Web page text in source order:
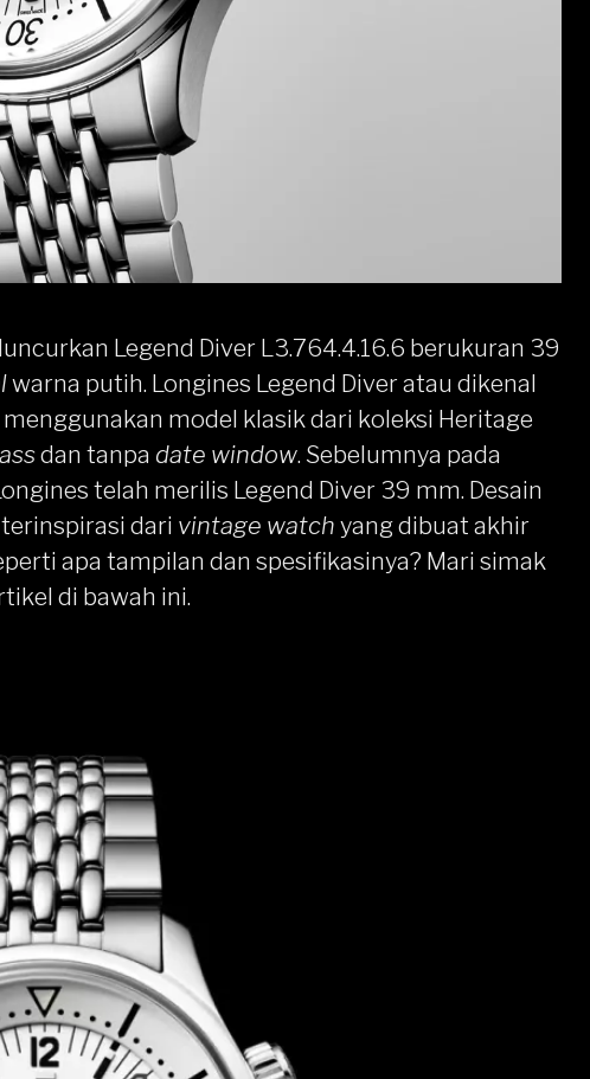
Legend Diver L3.764.4.16.6 berukuran 39
warna putih. Longines Legend Diver atau dikenal
model klasik dari koleksi Heritage
dan tanpa date window. Sebelumnya pada
telah merilis Legend Diver 39 mm. Desain
dari vintage watch yang dibuat akhir
apa tampilan dan spesifikasinya? Mari simak
di bawah ini.